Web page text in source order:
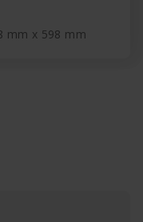
mm x 598 mm